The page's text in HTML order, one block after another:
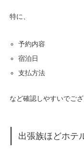
特に、
予約内容
宿泊日
支払方法
など確認しやすいでござ
出張族ほどホテ